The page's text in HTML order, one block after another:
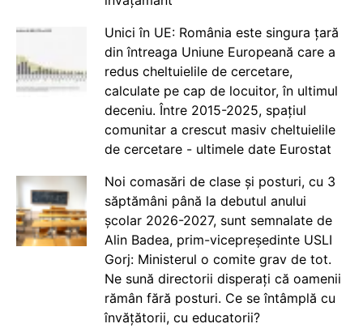
Unici în UE: România este singura țară
din întreaga Uniune Europeană care a
redus cheltuielile de cercetare,
calculate pe cap de locuitor, în ultimul
deceniu. Între 2015-2025, spațiul
comunitar a crescut masiv cheltuielile
de cercetare - ultimele date Eurostat
Noi comasări de clase și posturi, cu 3
săptămâni până la debutul anului
școlar 2026-2027, sunt semnalate de
Alin Badea, prim-vicepreședinte USLI
Gorj: Ministerul o comite grav de tot.
Ne sună directorii disperați că oamenii
rămân fără posturi. Ce se întâmplă cu
învățătorii, cu educatorii?